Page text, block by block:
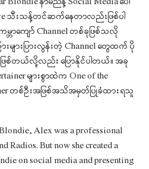
သီးသန့်တင်ဆက်နေတာလည်းဖြစ်ပါ
ဘာကျော် Channel တစ်ခုဖြစ်သလို
များပြားလွန်းတဲ့ Channel တွေထက် ပို
ဖြစ်တယ်လို့လည်း ပြောနိုင်ပါတယ်။ အခု
များစွာထဲက One of the
တစ်ဦးအဖြစ်အသိအမှတ်ပြုခံထားရသူ
Alex was a professional
Radios. But now she created a
on social media and presenting